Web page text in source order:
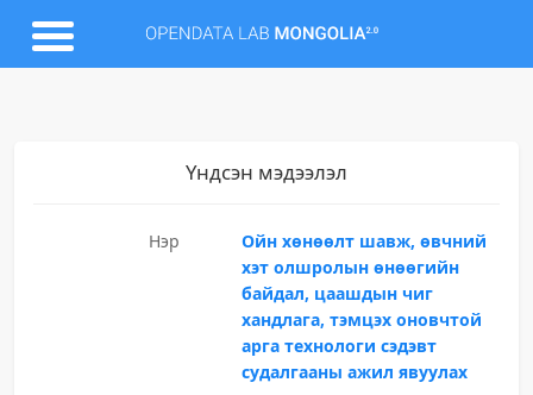
Үндсэн мэдээлэл
Нэр
Ойн хөнөөлт шавж, өвчний
хэт олшролын өнөөгийн
байдал, цаашдын чиг
хандлага, тэмцэх оновчтой
арга технологи сэдэвт
судалгааны ажил явуулах